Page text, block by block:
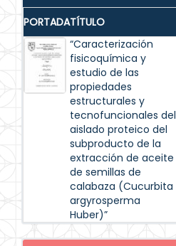
PORTADATÍTULO
“Caracterización
fisicoquímica y
estudio de las
propiedades
estructurales y
tecnofuncionales del
aislado proteico del
subproducto de la
extracción de aceite
de semillas de
calabaza (Cucurbita
argyrosperma
Huber)”